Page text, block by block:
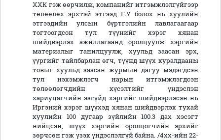
ХХК гэж өөрчилж, компанийг итгэмжлэлгүйгээр
төлөөлөх эрхтэй этгээд Г.У болох нь хуулийн
этгээдийн улсын бүртгэлийн лавлагаагаар
тогтоогдсон тул түүнийг хэрэг хянан
шийдвэрлэх ажиллагаанд оролцуулж хэргийн
материалыг танилцуулж, хуульд заасан эрх,
үүргийг тайлбарлан өгч, түүнд шүүх хуралдааны
товыг хуульд заасан журмын дагуу мэдэгдсэн
тул нэхэмжлэгч нарын итгэмжлэгдсэн
төлөөлөгчдийн хүсэлтийг үндэслэн
хариуцагчийн эзгүйд хэргийг шийдвэрлэсэн нь
Иргэний хэрэг шүүхэд хянан шийдвэрлэх тухай
хуулийн 100 дугаар зүйлийн 100.3 дах хэсэгт
нийцсэн, шүүх хэргийн оролцогчийн эрхийг
зөрчсөн гэж үзэх үндэслэлгүй байна. /4хх-ийн 22-